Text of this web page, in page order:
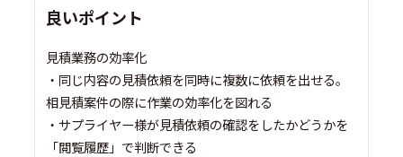
良いポイント
見積業務の効率化
・同じ内容の見積依頼を同時に複数に依頼を出せる。
相見積案件の際に作業の効率化を図れる
・サプライヤー様が見積依頼の確認をしたかどうかを
「閲覧履歴」で判断できる